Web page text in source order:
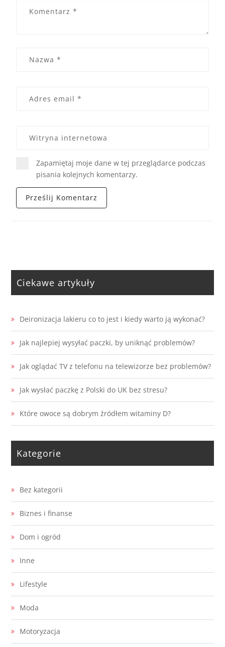
Zapamiętaj moje dane w tej przeglądarce podczas
pisania kolejnych komentarzy.
Ciekawe artykuły
Deironizacja lakieru co to jest i kiedy warto ją wykonać?
Jak najlepiej wysyłać paczki, by uniknąć problemów?
Jak oglądać TV z telefonu na telewizorze bez problemów?
Jak wysłać paczkę z Polski do UK bez stresu?
Które owoce są dobrym źródłem witaminy D?
Kategorie
Bez kategorii
Biznes i finanse
Dom i ogród
Inne
Lifestyle
Moda
Motoryzacja